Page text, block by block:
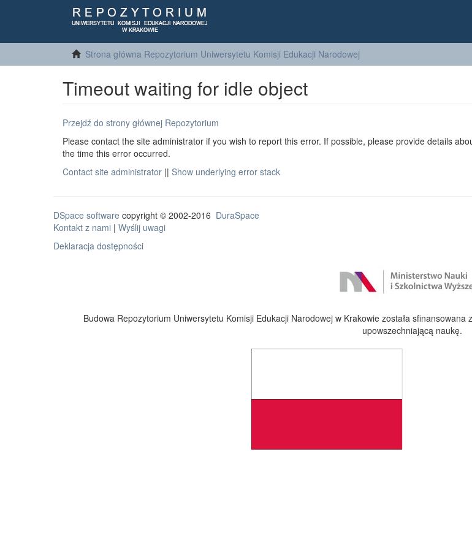
Strona główna Repozytorium Uniwersytetu Komisji Edukacji Narodowej
Timeout waiting for idle object
Przejdź do strony głównej Repozytorium
Please contact the site administrator if you wish to report this error. If possible, please provide details
the time this error occurred.
Contact site administrator || Show underlying error stack
DSpace software copyright © 2002-2016 DuraSpace
Kontakt z nami | Wyślij uwagi
Deklaracja dostępności
Budowa Repozytorium Uniwersytetu Komisji Edukacji Narodowej w Krakowie została
upowszechniającą naukę.